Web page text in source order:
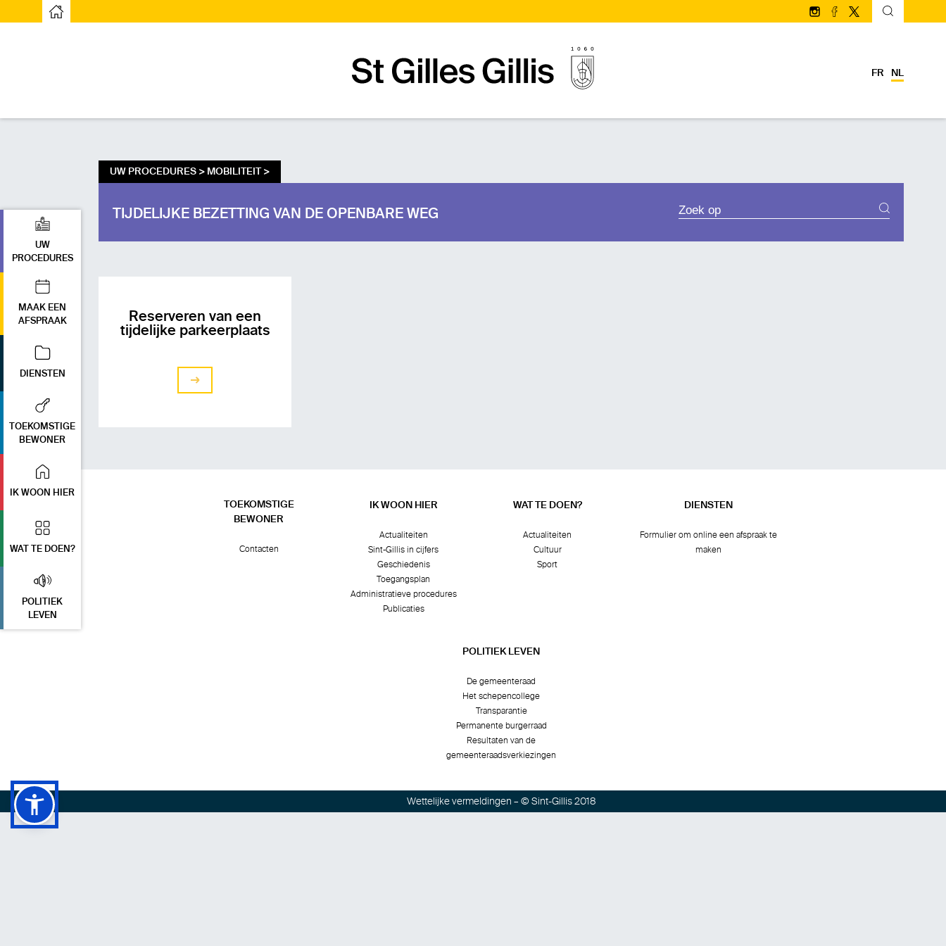
Startpagina Volg ons op Instagram
Volg ons op facebook
Volg ons op Twitter/
FR NL
UW
PROCEDURES
MAAK EEN
AFSPRAAK
DIENSTEN
TOEKOMSTIGE
BEWONER
IK WOON HIER
WAT TE DOEN?
POLITIEK
LEVEN
UW PROCEDURES > MOBILITEIT >
TIJDELIJKE BEZETTING VAN DE OPENBARE WEG ZOEKPROCEDURES
Reserveren van een
tijdelijke parkeerplaats
zien
TOEKOMSTIGE
BEWONER
Contacten
IK WOON HIER
Actualiteiten
Sint-Gillis in cijfers
Geschiedenis
Toegangsplan
Administratieve procedures
Publicaties
WAT TE DOEN?
Actualiteiten
Cultuur
Sport
DIENSTEN
Formulier om online een afspraak te
maken
POLITIEK LEVEN
De gemeenteraad
Het schepencollege
Transparantie
Permanente burgerraad
Resultaten van de
gemeenteraadsverkiezingen
Wettelijke vermeldingen – © Sint-Gillis 2018